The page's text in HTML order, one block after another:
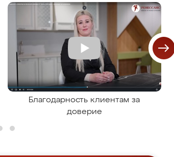
Благодарность клиентам за
доверие